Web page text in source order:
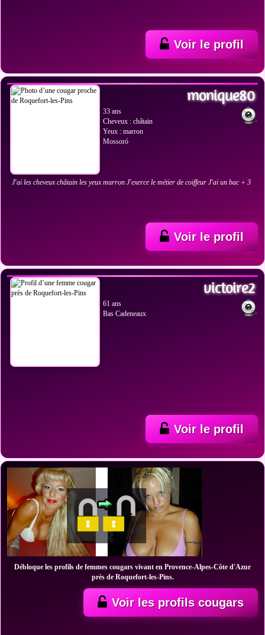
Voir le profil
monique80
33 ans
Cheveux : châtain
Yeux : marron
Mossoró
J'ai les cheveux châtain les yeux marron J'exerce le métier de coiffeur J'ai un bac + 3
Voir le profil
victoire2
61 ans
Bas Cadeneaux
Voir le profil
Débloque les profils de femmes cougars vivant en Provence-Alpes-Côte d'Azur
près de Roquefort-les-Pins.
Voir les profils cougars